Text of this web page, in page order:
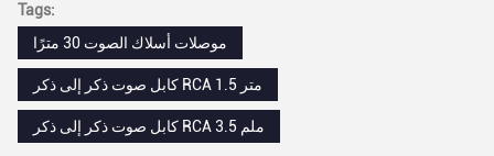
Tags:
موصلات أسلاك الصوت 30 مترًا
كابل صوت ذكر إلى ذكر RCA 1.5 متر
كابل صوت ذكر إلى ذكر RCA 3.5 ملم